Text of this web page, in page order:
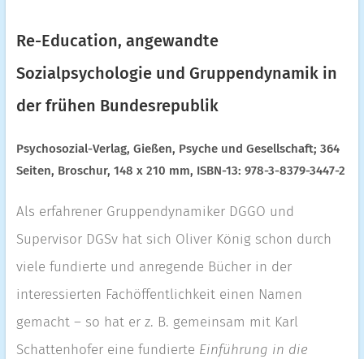
Re-Education, angewandte
Sozialpsychologie und Gruppendynamik in
der frühen Bundesrepublik
Psychosozial-Verlag, Gießen, Psyche und Gesellschaft; 364
Seiten, Broschur, 148 x 210 mm, ISBN-13: 978-3-8379-3447-2
Als erfahrener Gruppendynamiker DGGO und
Supervisor DGSv hat sich Oliver König schon durch
viele fundierte und anregende Bücher in der
interessierten Fachöffentlichkeit einen Namen
gemacht – so hat er z. B. gemeinsam mit Karl
Schattenhofer eine fundierte Einführung in die